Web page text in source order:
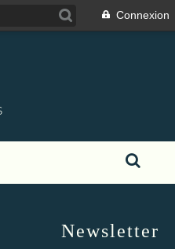
Connexion
Newsletter